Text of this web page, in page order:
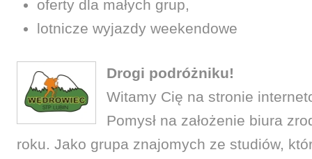
oferty dla małych grup,
lotnicze wyjazdy weekendowe
Drogi podróżniku!
Witamy Cię na stronie
Pomysł na założenie biura
roku. Jako grupa znajomych ze studiów,